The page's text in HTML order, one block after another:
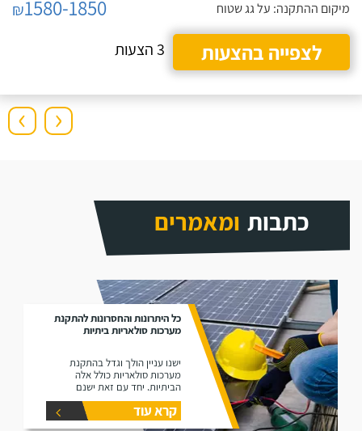
מיקום ההתקנה: על גג שטוח
₪1580-1850
לצפייה בהצעות
3 הצעות
› ‹
כתבות ומאמרים
כל היתרונות והחסרונות להתקנת
מערכות סולאריות ביתיות
ישנו עניין הולך וגדל בהתקנת
מערכות סולאריות כולל אלה
הביתיות. יחד עם זאת ישנם
שיקולים רבים שחשוב לקחת
בחשבון לפני שמבצעים כזה מהלך,
ואת כולם תמצאו במאמר זה.
קרא עוד